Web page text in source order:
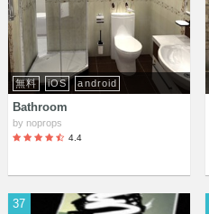
無料 iOS android
Bathroom
by noprops
4.4
37